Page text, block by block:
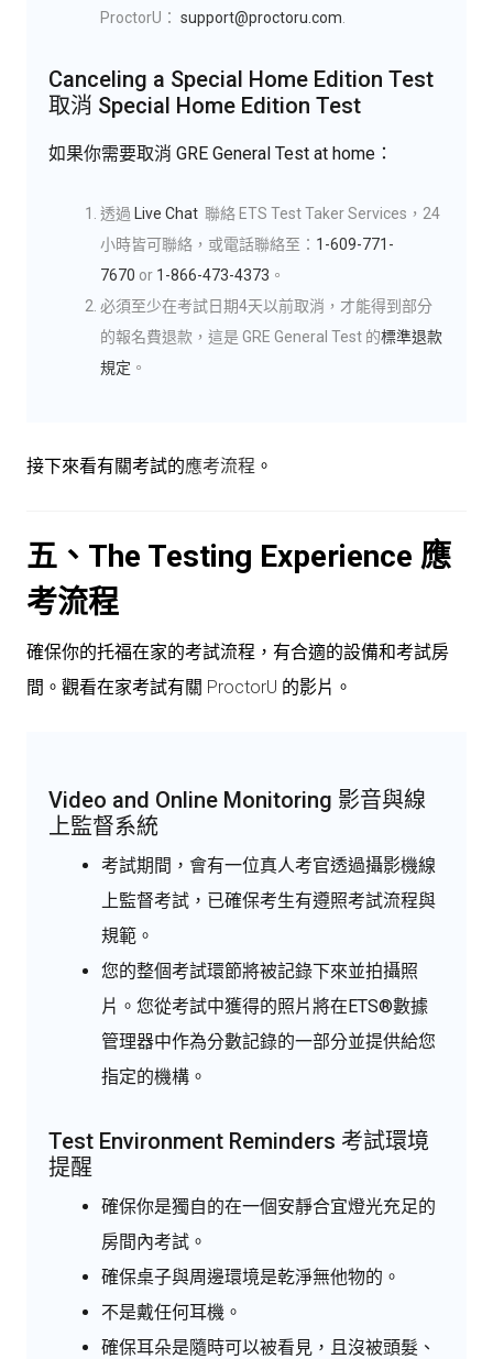
ProctorU： support@proctoru.com
Canceling a Special Home Edition Test
取消 Special Home Edition Test
如果你需要取消 GRE General Test at home：
透過 Live Chat 聯絡 ETS Test Taker Services，24
小時皆可聯絡，或電話聯絡至： 1-609-771-
7670 or 1-866-473-4373 。
必須至少在考試日期4天以前取消，才能得到部分
的報名費退款，這是 GRE General Test 的標準退款
規定 。
接下來看有關考試的應考流程 。
五、The Testing Experience 應
考流程
確保你的托福在家的考試流程，有合適的設備和考試房
間。觀看在家考試有關 ProctorU 的影片。
Video and Online Monitoring 影音與線
上監督系統
考試期間，會有一位真人考官透過攝影機線
上監督考試，已確保考生有遵照考試流程與
規範。
您的整個考試環節將被記錄下來並拍攝照
片。您從考試中獲得的照片將在ETS®數據
管理器中作為分數記錄的一部分並提供給您
指定的機構。
Test Environment Reminders 考試環境
提醒
確保你是獨自的在一個安靜合宜燈光充足的
房間內考試。
確保桌子與周邊環境是乾淨無他物的。
不是戴任何耳機。
確保耳朵是隨時可以被看見，且沒被頭髮、